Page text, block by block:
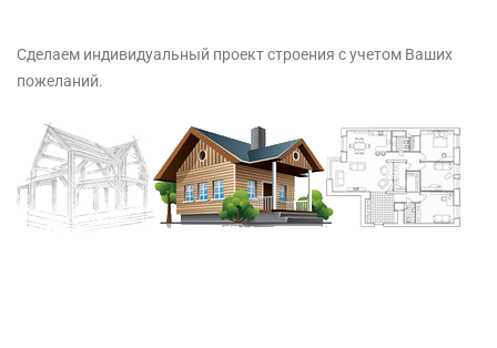
Сделаем индивидуальный проект строения с учетом Ваших
пожеланий.